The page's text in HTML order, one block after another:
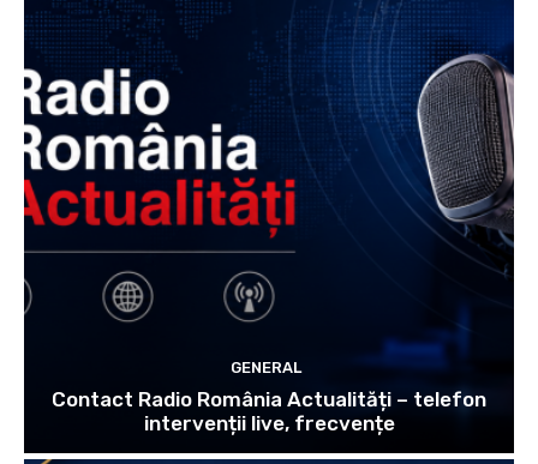
GENERAL
Contact Radio România Actualități – telefon
intervenții live, frecvențe